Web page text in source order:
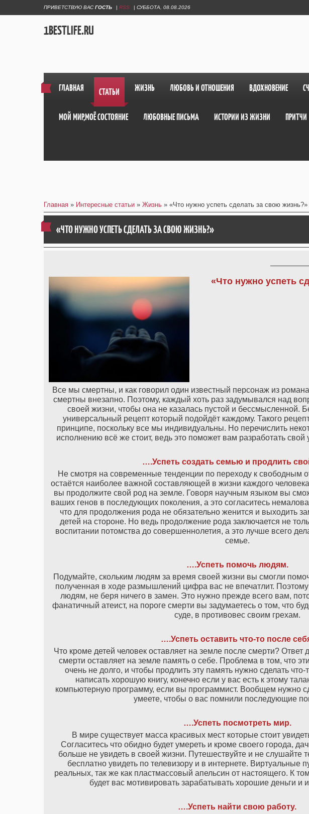
ПРИВЕТСТВУЮ ВАС ГОСТЬ | RSS | СУББОТА, 08.08.2026
1BESTLIFE.RU
ГЛАВНАЯ СТАТЬИ ЖИЗНЬ ЛЮБОВЬ И ОТНОШЕНИЯ ВДОХНОВЕНИЕ
МОЙ МИР,МОЁ СОСТОЯНИЕ ЛЮБОВНЫЕ ПИСЬМА ИСТОРИИ ИЗ ЖИЗНИ ПРИТЧИ
Главная » Интересные статьи » Жизнь » «Что нужно успеть сделать за свою жизнь?»
«ЧТО НУЖНО УСПЕТЬ СДЕЛАТЬ ЗА СВОЮ ЖИЗНЬ?»
«Что нужно успеть
Все мы смертны, и как говорил один известный персонаж из
смертны внезапно. Поэтому, каждый хоть раз задумывался над
своей жизни, чтобы она не казалась пустой и бессмысленной.
универсальный рецепт который подойдёт каждому. Такого
принципе, поскольку все мы индивидуальны. Но перечислить
исполнению всё же стоит, ведь это поможет вам разработать
….Успеть создать семью и продлить
Не смотря на современные тенденции по переходу к свободным
остаётся наиболее важной составляющей в жизни каждого
вы продолжите свой род на земле. Говоря научным языком вы
ваших генов в последующих поколения, а это согласитесь
что для продолжения рода не обязательно женится и выходить
детей на стороне. Но ведь продолжение рода заключается не
воспитании потомства до совершеннолетия, а это лучше всего
семье.
….Успеть помочь людям.
Подумайте, скольким людям за время своей жизни вы смогли
полученная в ходе размышлений цифра вас не впечатлит.
людям, не беря ничего в замен. Это нужно прежде всего вам,
фанатичный атеист, на пороге смерти вы задумаетесь о том, что
суде, в противовес своим грехам.
….Успеть оставить что-то после
Что кроме детей человек оставляет на земле после смерти? Ответ
смерти оставляет на земле память о себе. Проблема в том, что
очень не долго, и чтобы продлить эту память нужно сделать
написать хорошую книгу, конечно если у вас есть к этому
компьютерную программу, если вы программист. Вообщем нужно
умеете, чтобы о вас помнили последующие
….Успеть посмотреть мир.
В мире существует масса красивых мест которые стоит
Согласитесь что обидно будет умереть и кроме своего города,
больше не увидеть в своей жизни. Путешествуйте и не слушайте
бесплатно увидеть по телевизору и в интернете. Виртуальные
реальных, так же как пластмассовый апельсин от настоящего. К
будет вас мотивировать зарабатывать хорошие деньги и
….Успеть найти свою работу.